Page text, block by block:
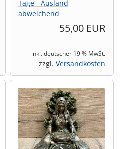
Tage - Ausland
abweichend
55,00 EUR
inkl. deutscher 19 % MwSt.
zzgl. Versandkosten